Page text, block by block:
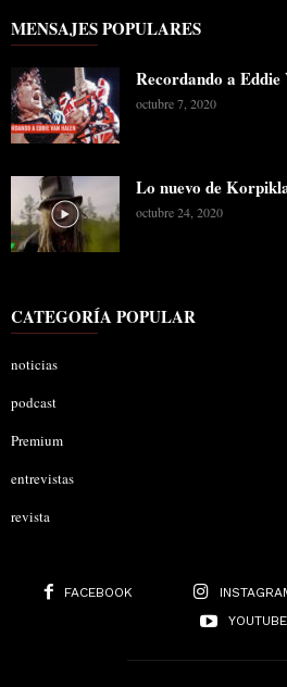
MENSAJES POPULARES
Recordando a Eddie
octubre 7, 2020
Lo nuevo de
octubre 24, 2020
CATEGORÍA POPULAR
noticias
podcast
Premium
entrevistas
revista
FACEBOOK
YOUTUBE